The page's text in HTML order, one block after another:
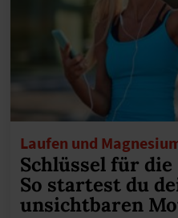
Laufen und
Schlüssel für
So startest du
unsichtbaren